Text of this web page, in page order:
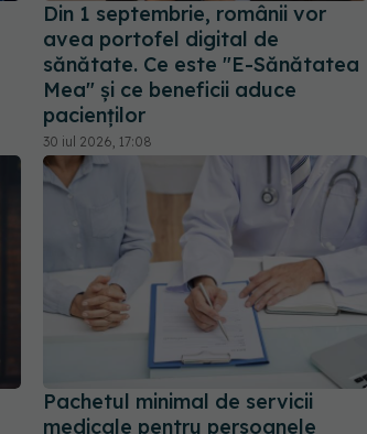
Din 1 septembrie, românii vor
avea portofel digital de
sănătate. Ce este "E-Sănătatea
Mea" și ce beneficii aduce
pacienților
30 iul 2026, 17:08
Pachetul minimal de servicii
medicale pentru persoanele